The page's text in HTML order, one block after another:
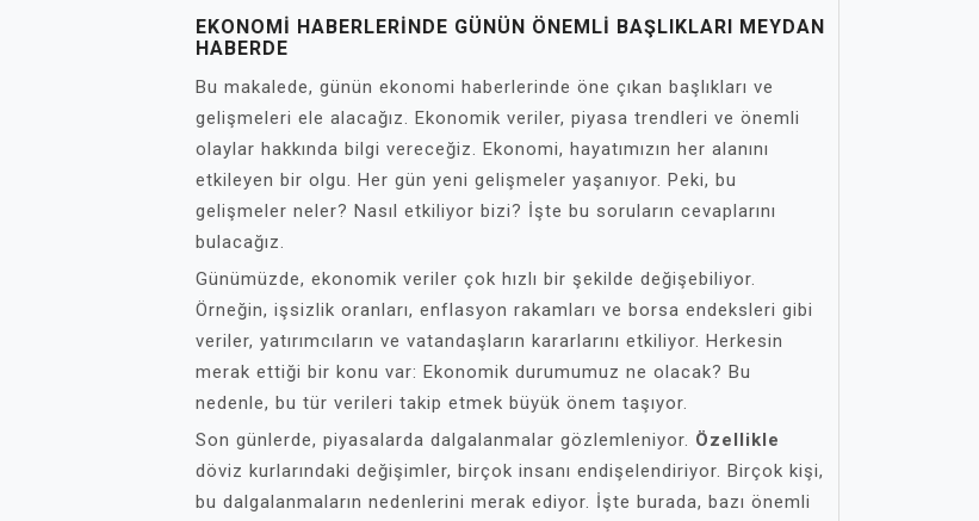
EKONOMI HABERLERINDE GÜNÜN ÖNEMLI BAŞLIKLARI MEYDAN
HABERDE
Bu makalede, günün ekonomi haberlerinde öne çıkan başlıkları ve
gelişmeleri ele alacağız. Ekonomik veriler, piyasa trendleri ve önemli
olaylar hakkında bilgi vereceğiz. Ekonomi, hayatımızın her alanını
etkileyen bir olgu. Her gün yeni gelişmeler yaşanıyor. Peki, bu
gelişmeler neler? Nasıl etkiliyor bizi? İşte bu soruların cevaplarını
bulacağız.
Günümüzde, ekonomik veriler çok hızlı bir şekilde değişebiliyor.
Örneğin, işsizlik oranları, enflasyon rakamları ve borsa endeksleri gibi
veriler, yatırımcıların ve vatandaşların kararlarını etkiliyor. Herkesin
merak ettiği bir konu var: Ekonomik durumumuz ne olacak? Bu
nedenle, bu tür verileri takip etmek büyük önem taşıyor.
Son günlerde, piyasalarda dalgalanmalar gözlemleniyor. Özellikle
döviz kurlarındaki değişimler, birçok insanı endişelendiriyor. Birçok kişi,
bu dalgalanmaların nedenlerini merak ediyor. İşte burada, bazı önemli